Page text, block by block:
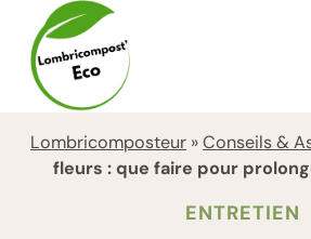
contenu
Lombricomposteur »Conseils &
fleurs : que faire pour
ENTRETIEN